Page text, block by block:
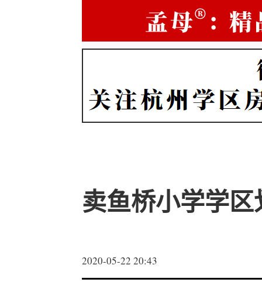
卖鱼桥小学学区
2020-05-22 20:43